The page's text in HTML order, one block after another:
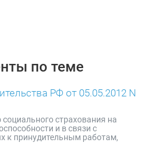
по теме
РФ от 05.05.2012 N
страхования на
и в связи с
к принудительным работам,